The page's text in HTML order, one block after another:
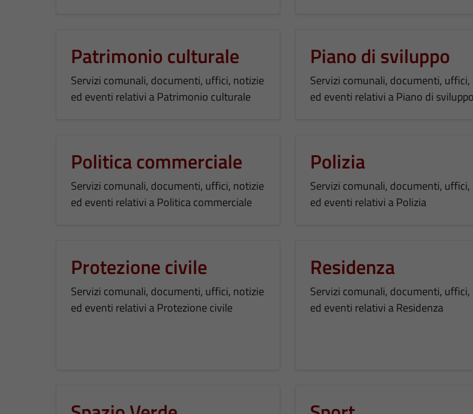
Patrimonio culturale
Servizi comunali, documenti, uffici, notizie
ed eventi relativi a Patrimonio culturale
Piano di sviluppo
Servizi comunali, documenti,
ed eventi relativi a Piano di sviluppo
Politica commerciale
Servizi comunali, documenti, uffici, notizie
ed eventi relativi a Politica commerciale
Polizia
Servizi comunali, documenti,
ed eventi relativi a Polizia
Protezione civile
Servizi comunali, documenti, uffici, notizie
ed eventi relativi a Protezione civile
Residenza
Servizi comunali, documenti,
ed eventi relativi a Residenza